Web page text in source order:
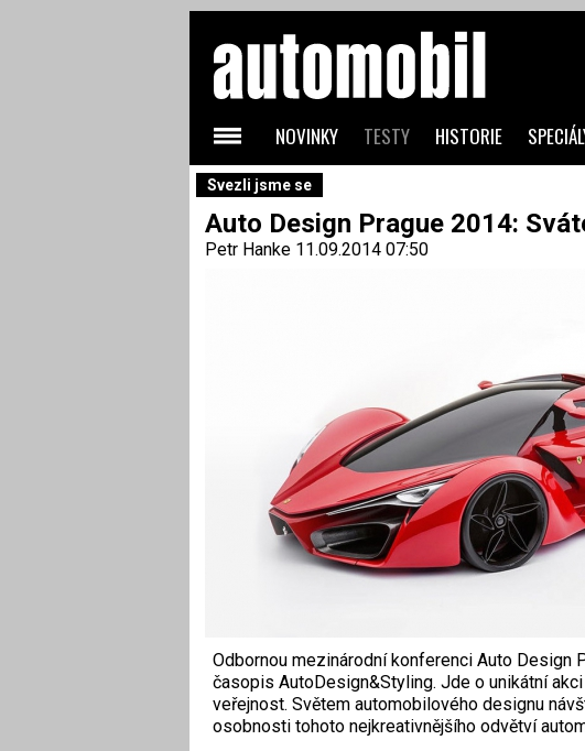
Svezli jsme se
Auto Design Prague 2014:
Petr Hanke11.09.2014 07:50
Odbornou mezinárodní konferenci Auto Design
časopis AutoDesign&Styling. Jde o unikátní
veřejnost. Světem automobilového designu
osobnosti tohoto nejkreativnějšího odvětví
NOVINKY TESTY HISTORIE